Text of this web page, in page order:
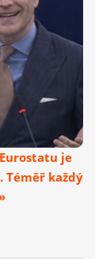
je
Téměř každý